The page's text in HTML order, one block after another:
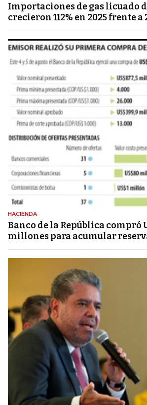
Importaciones de gas licuado
crecieron 112% en 2025 frente a
HACIENDA
Banco de la República compró
millones para acumular